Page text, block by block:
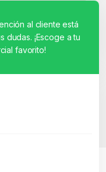
al cliente está
dudas. ¡Escoge a tu
favorito!